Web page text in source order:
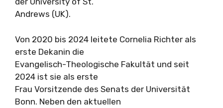
Andrews (UK).
Von 2020 bis 2024 leitete Cornelia Richter als
erste Dekanin die
Evangelisch-Theologische Fakultät und seit
2024 ist sie als erste
Frau Vorsitzende des Senats der Universität
Bonn. Neben den aktuellen